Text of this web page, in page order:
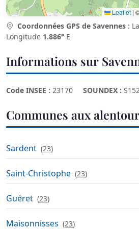
Leaflet |
Coordonnées GPS de Savennes :
Longitude 1.886° E
Informations sur
Code INSEE : 23170 SOUNDEX : S152
Communes aux
Sardent (23)
Saint-Christophe (23)
Guéret (23)
Maisonnisses (23)